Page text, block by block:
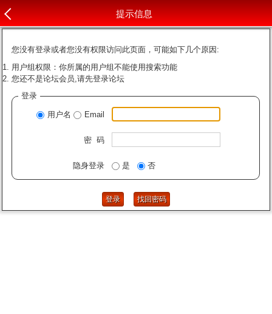
提示信息
您没有登录或者您没有权限访问此页面，可能如下几个原因:
用户组权限：你所属的用户组不能使用搜索功能
您还不是论坛会员,请先登录论坛
登录
用户名 Email
密 码
隐身登录 是 否